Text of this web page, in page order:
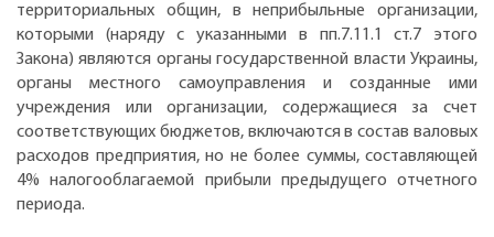
территориальных общин, в неприбыльные организации,
которыми (наряду с указанными в пп.7.11.1 ст.7 этого
Закона) являются органы государственной власти Украины,
органы местного самоуправления и созданные ими
учреждения или организации, содержащиеся за счет
соответствующих бюджетов, включаются в состав валовых
расходов предприятия, но не более суммы, составляющей
4% налогооблагаемой прибыли предыдущего отчетного
периода.